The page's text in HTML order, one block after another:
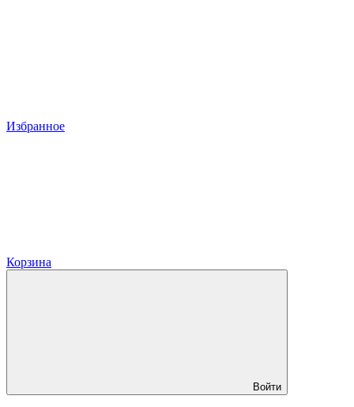
Избранное
Корзина
Войти